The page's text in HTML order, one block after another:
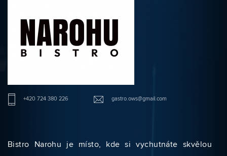
+420 724 380 226 gastro.ows@gmail.com
Bistro Narohu je místo, kde si vychutnáte skvělou